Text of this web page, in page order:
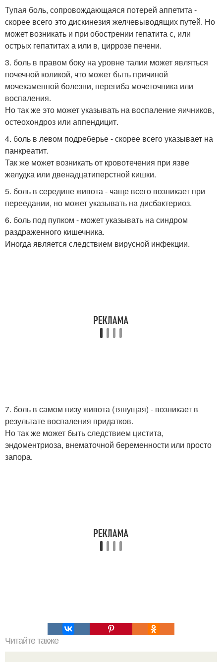
Тупая боль, сопровождающаяся потерей аппетита -
скорее всего это дискинезия желчевыводящих путей. Но
может возникать и при обострении гепатита с, или
острых гепатитах а или в, циррозе печени.
3. боль в правом боку на уровне талии может являться
почечной коликой, что может быть причиной
мочекаменной болезни, перегиба мочеточника или
воспаления.
Но так же это может указывать на воспаление яичников,
остеохондроз или аппендицит.
4. боль в левом подреберье - скорее всего указывает на
панкреатит.
Так же может возникать от кровотечения при язве
желудка или двенадцатиперстной кишки.
5. боль в середине живота - чаще всего возникает при
переедании, но может указывать на дисбактериоз.
6. боль под пупком - может указывать на синдром
раздраженного кишечника.
Иногда является следствием вирусной инфекции.
7. боль в самом низу живота (тянущая) - возникает в
результате воспаления придатков.
Но так же может быть следствием цистита,
эндоментриоза, внематочной беременности или просто
запора.
Читайте также